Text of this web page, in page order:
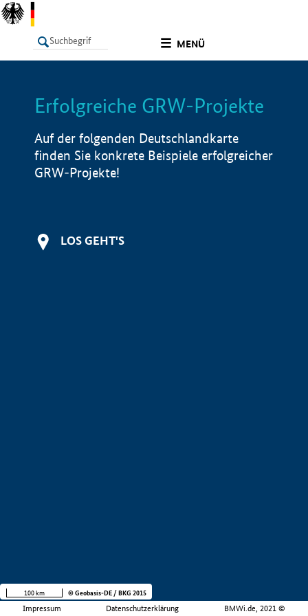
MENÜ
LISTE Info
Erfolgreiche GRW-Projekte
Auf der folgenden Deutschlandkarte
finden Sie konkrete Beispiele erfolgreicher
GRW-Projekte!
LOS GEHT'S
Impressum Datenschutzerklärung BMWi.de, 2021 ©
100 km © Geobasis-DE / BKG 2015